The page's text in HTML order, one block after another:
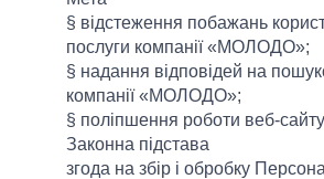
§ відстеження побажань
послуги компанії «МОЛОДО»;
§ надання відповідей на
компанії «МОЛОДО»;
§ поліпшення роботи веб-
Законна підстава
згода на збір і обробку